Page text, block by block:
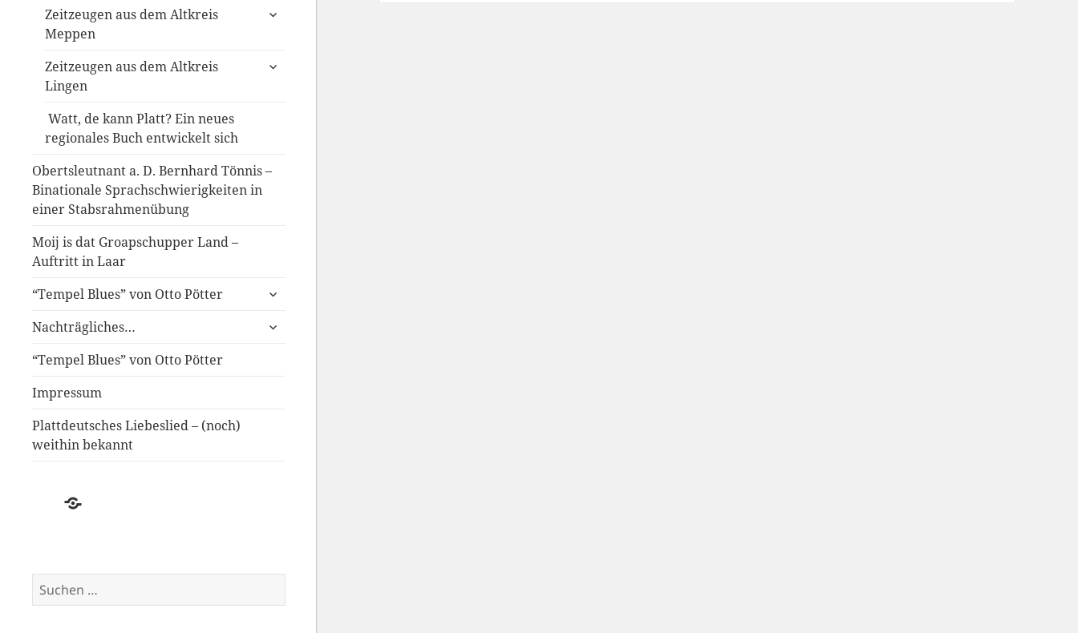
Zeitzeugen aus dem Altkreis
Meppen
untermenü
Zeitzeugen aus dem Altkreis
Lingen
untermenü
Watt, de kann Platt? Ein neues
regionales Buch entwickelt sich
Obertsleutnant a. D. Bernhard Tönnis –
Binationale Sprachschwierigkeiten in
einer Stabsrahmenübung
Moij is dat Groapschupper Land –
Auftritt in Laar
“Tempel Blues” von Otto Pötter
untermenü
Nachträgliches…
untermenü
“Tempel Blues” von Otto Pötter
Impressum
Plattdeutsches Liebeslied – (noch)
weithin bekannt
Der
Plattdeutschen
Suchen
nach: